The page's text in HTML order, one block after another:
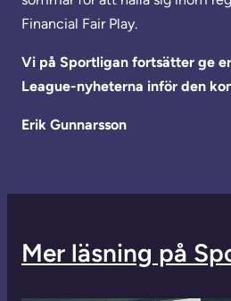
Financial Fair Play.
Vi på Sportligan fortsätter ge
League-nyheterna inför den
Erik Gunnarsson
Mer läsning på